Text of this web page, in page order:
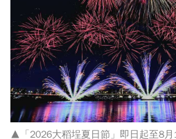
▲「2026大稻埕夏日節」即日起至8月